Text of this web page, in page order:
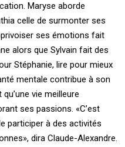
Maryse aborde
celle de surmonter ses
ses émotions fait
alors que Sylvain fait des
Stéphanie, lire pour mieux
mentale contribue à son
vie meilleure
ses passions. «C’est
participer à des activités
dira Claude-Alexandre.